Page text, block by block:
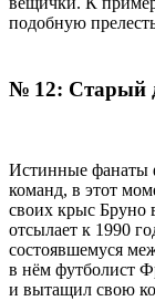
подобную
№ 12: Старый
Истинные фанаты
команд, в этот
своих крыс Бруно
отсылает к 1990
состоявшемуся
в нём футболист
и вытащил свою